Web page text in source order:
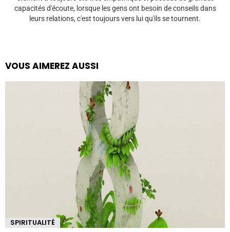
capacités d'écoute, lorsque les gens ont besoin de conseils dans
leurs relations, c'est toujours vers lui qu'ils se tournent.
VOUS AIMEREZ AUSSI
SPIRITUALITÉ